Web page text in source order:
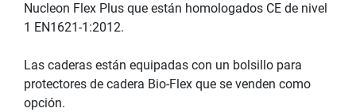
Nucleon Flex Plus que están homologados CE de nivel
1 EN1621-1:2012.
Las caderas están equipadas con un bolsillo para
protectores de cadera Bio-Flex que se venden como
opción.